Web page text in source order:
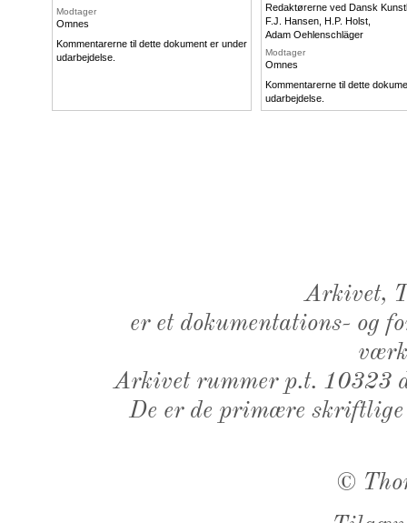
Modtager
Omnes
Kommentarerne til dette dokument er under
udarbejdelse.
Redaktørerne ved Dansk
F.J. Hansen H.P. Holst
Adam Oehlenschläger
Modtager
Omnes
Kommentarerne til dette
udarbejdelse.
Arkivet,
er et dokumentations- og
Arkivet rummer p.t. 10323
De er de primære
©